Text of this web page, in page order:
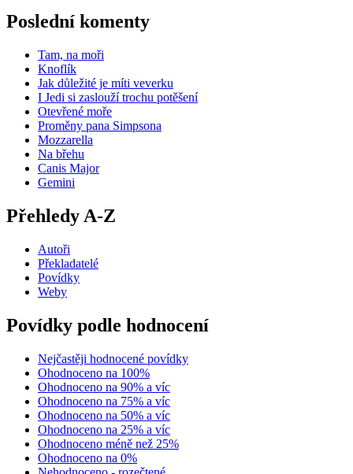
Poslední komenty
Tam, na moři
Knoflík
Jak důležité je míti veverku
I Jedi si zaslouží trochu potěšení
Otevřené moře
Proměny pana Simpsona
Mozzarella
Na břehu
Canis Major
Gemini
Přehledy A-Z
Autoři
Překladatelé
Povídky
Weby
Povídky podle hodnocení
Nejčastěji hodnocené povídky
Ohodnoceno na 100%
Ohodnoceno na 90% a víc
Ohodnoceno na 75% a víc
Ohodnoceno na 50% a víc
Ohodnoceno na 25% a víc
Ohodnoceno méně než 25%
Ohodnoceno na 0%